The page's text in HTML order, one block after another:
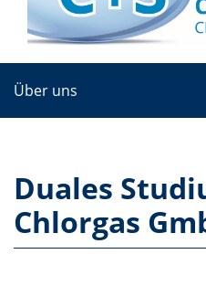
Über uns
Duales
Chlorgas